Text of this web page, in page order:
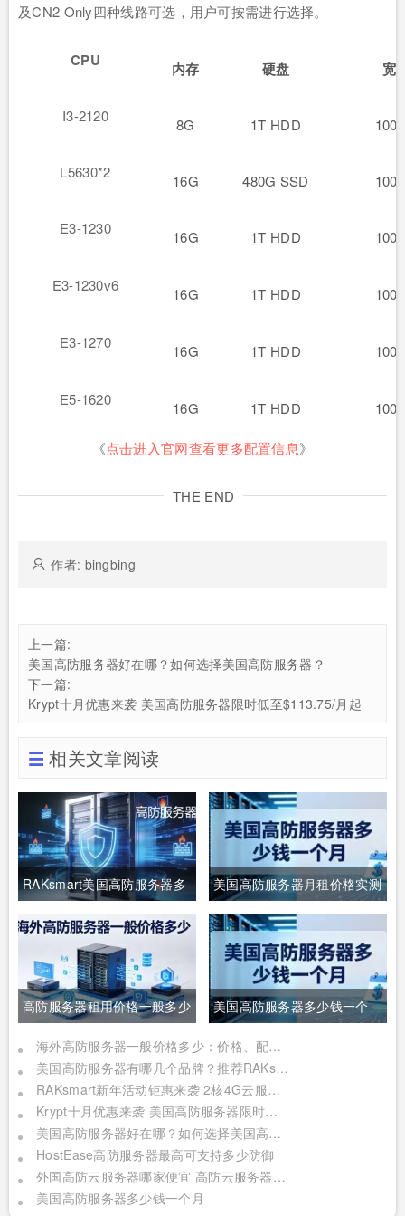
及CN2 Only四种线路可选，用户可按需进行选择。
CPU 内存 硬盘 宽
I3-2120 8G 1T HDD
L5630*2 16G 480G SSD
E3-1230 16G 1T HDD
E3-1230v6 16G 1T HDD
E3-1270 16G 1T HDD
E5-1620 16G 1T HDD
《点击进入官网查看更多配置信息》
THE END
作者: bingbing
上一篇:
美国高防服务器好在哪？如何选择美国高防服务器？
下一篇:
Krypt十月优惠来袭 美国高防服务器限时低至$113.75/月起
相关文章阅读
RAKsmart美国高防服务器多
机房防护方案对比
美国高防服务器月租价格实测
高防服务器租用价格一般多少
美国高防服务器多少钱一个
月？租用价格与防护配置
海外高防服务器一般价格多少：价格、配置与租用建议
美国高防服务器有哪几个品牌？推荐RAKsmart
RAKsmart新年活动钜惠来袭 2核4G云服务器仅$42.5/年 美国服务器/日本裸机云8折
Krypt十月优惠来袭 美国高防服务器限时低至$113.75/月起
美国高防服务器好在哪？如何选择美国高防服务器？
HostEase高防服务器最高可支持多少防御
外国高防云服务器哪家便宜 高防云服务器推荐
美国高防服务器多少钱一个月